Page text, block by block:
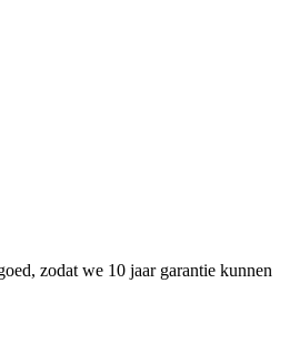
zodat we 10 jaar garantie kunnen